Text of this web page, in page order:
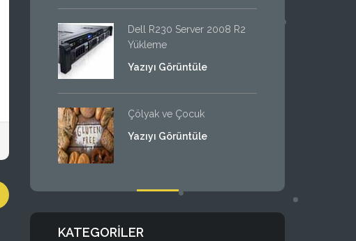
Dell R230 Server 2008 R2
Yükleme
Yazıyı Görüntüle
Çölyak ve Çocuk
Yazıyı Görüntüle
KATEGORILER